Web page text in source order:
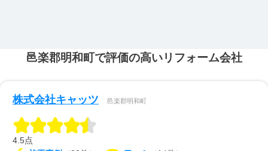
邑楽郡明和町で評価の高いリフォーム会社
株式会社キャッツ 邑楽郡明和町
4.5点